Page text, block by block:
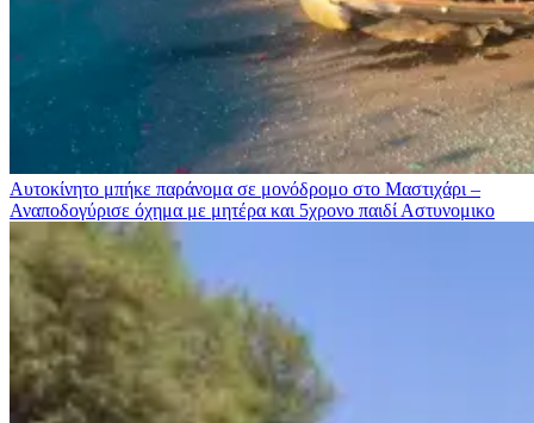
Αυτοκίνητο μπήκε παράνομα σε μονόδρομο στο Μαστιχάρι –
Αναποδογύρισε όχημα με μητέρα και 5χρονο παιδί Αστυνομικο